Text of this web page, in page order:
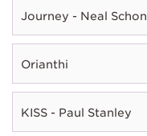
Journey - Neal Schon
Orianthi
KISS - Paul Stanley